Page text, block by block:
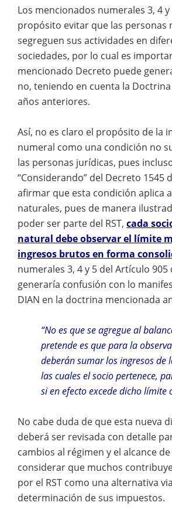
Los mencionados numerales 3, 4
propósito evitar que las personas
segreguen sus actividades en
sociedades, por lo cual es
mencionado Decreto puede
no, teniendo en cuenta la Doctrina
años anteriores.
Así, no es claro el propósito de la
numeral como una condición no
las personas jurídicas, pues
“Considerando” del Decreto 1545
afirmar que esta condición aplica
naturales, pues de manera
poder ser parte del RST, cada
natural debe observar el límite
ingresos brutos en forma
numerales 3, 4 y 5 del Artículo 905
generaría confusión con lo
DIAN en la doctrina mencionada
“No es que se agregue al
pretende es que para la
deberán sumar los ingresos de
las cuales el socio pertenece,
si en efecto excede dicho límite
No cabe duda de que esta nueva
deberá ser revisada con detalle
cambios al régimen y el alcance
considerar que muchos
por el RST como una alternativa
determinación de sus impuestos.